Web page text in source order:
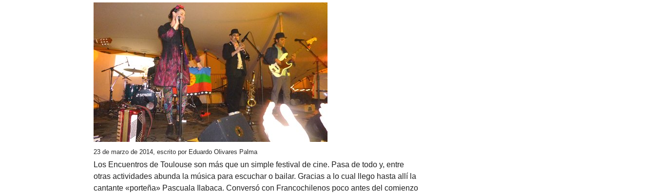
23 de marzo de 2014, escrito por Eduardo Olivares Palma
Los Encuentros de Toulouse son más que un simple festival de cine. Pasa de todo y, entre
otras actividades abunda la música para escuchar o bailar. Gracias a lo cual llego hasta allí la
cantante «porteña» Pascuala Ilabaca. Conversó con Francochilenos poco antes del comienzo